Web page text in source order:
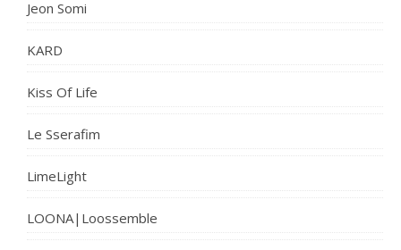
Jeon Somi
KARD
Kiss Of Life
Le Sserafim
LimeLight
LOONA|Loossemble